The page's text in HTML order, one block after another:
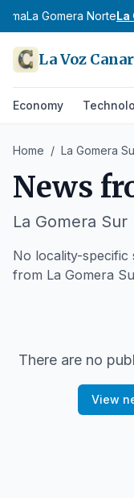
La Gomera NorteLa
La Voz
Economy
Home / La Gomera
News
La Gomera Sur
No locality-specific
from La Gomera
There are no
View